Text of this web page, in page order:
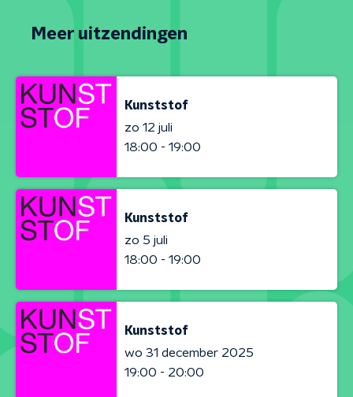
Meer uitzendingen
Kunststof
zo 12 juli
18:00 - 19:00
Kunststof
zo 5 juli
18:00 - 19:00
Kunststof
wo 31 december 2025
19:00 - 20:00